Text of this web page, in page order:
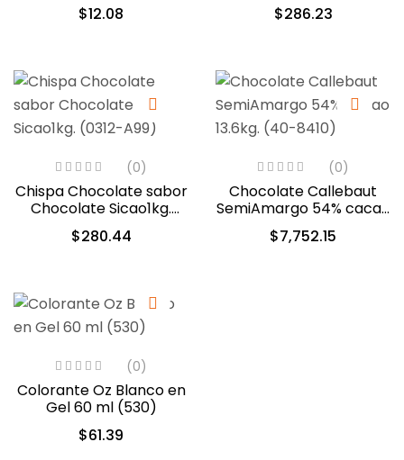
$12.08
$286.23
(0)
Chispa Chocolate sabor
Chocolate Sicao1kg.
(0312-A99)
$280.44
(0)
Chocolate Callebaut
SemiAmargo 54% cacao
13.6kg. (40-8410)
$7,752.15
(0)
Colorante Oz Blanco en
Gel 60 ml (530)
$61.39